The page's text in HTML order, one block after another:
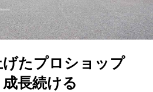
たプロショップ
長続ける